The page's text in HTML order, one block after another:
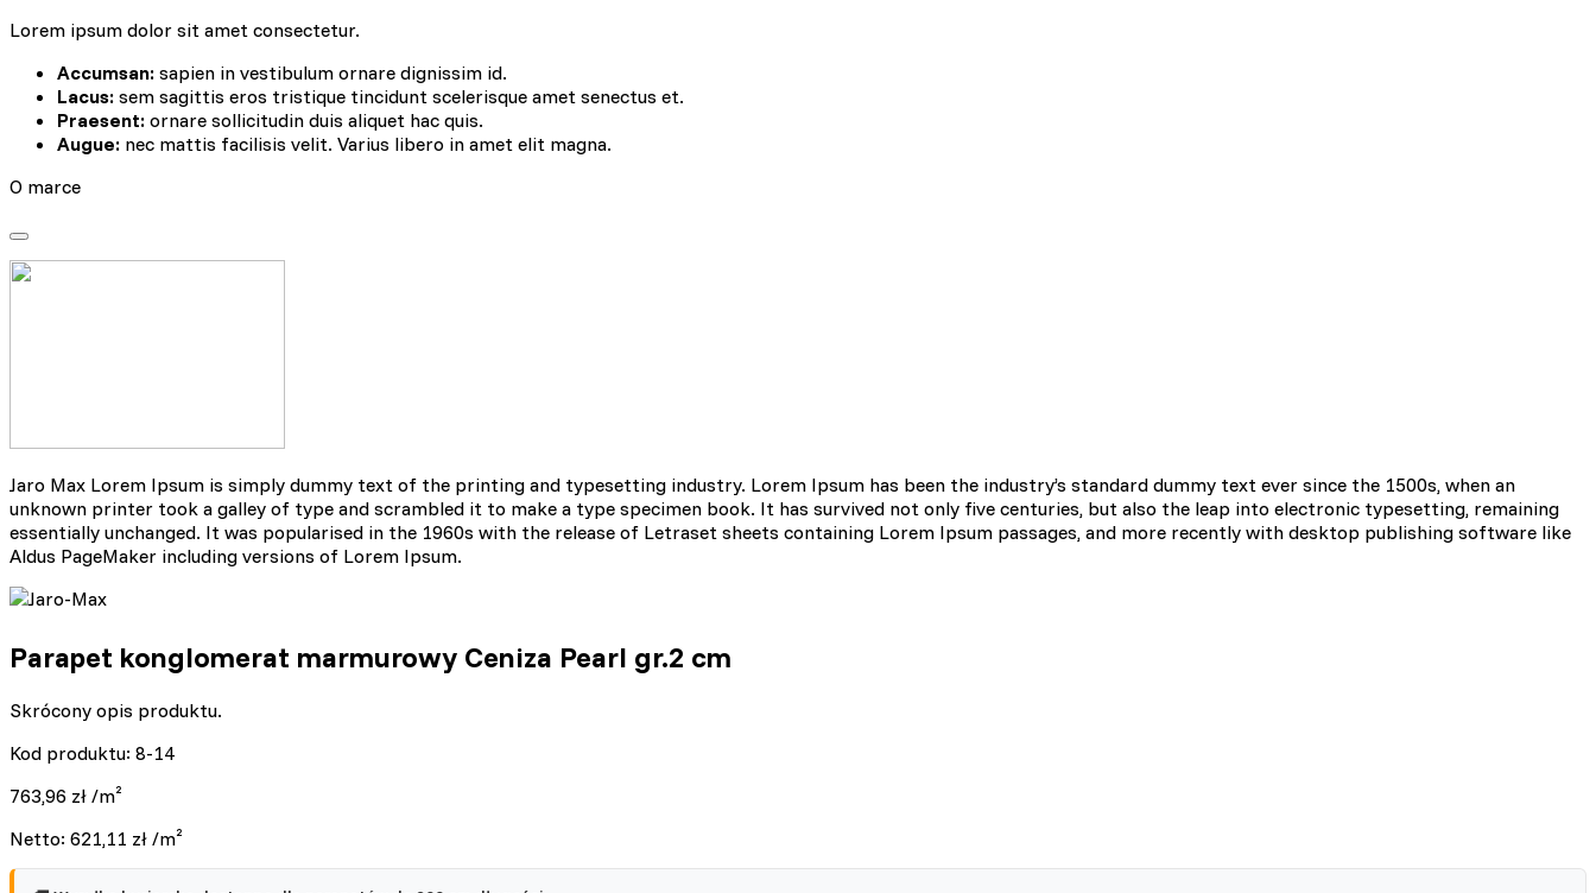
Lorem ipsum dolor sit amet consectetur.
Accumsan: sapien in vestibulum ornare dignissim id.
Lacus: sem sagittis eros tristique tincidunt scelerisque amet senectus et.
Praesent: ornare sollicitudin duis aliquet hac quis.
Augue: nec mattis facilisis velit. Varius libero in amet elit magna.
O marce
Jaro Max Lorem Ipsum is simply dummy text of the printing and typesetting industry. Lorem Ipsum has been the industry’s standard dummy text ever since the 1500s, when an
unknown printer took a galley of type and scrambled it to make a type specimen book. It has survived not only five centuries, but also the leap into electronic typesetting, remaining
essentially unchanged. It was popularised in the 1960s with the release of Letraset sheets containing Lorem Ipsum passages, and more recently with desktop publishing software like
Aldus PageMaker including versions of Lorem Ipsum.
Parapet konglomerat marmurowy Ceniza Pearl gr.2 cm
Skrócony opis produktu.
Kod produktu: 8-14
763,96 zł /m²
Netto: 621,11 zł /m²
Preferencje
Pliki cookie dotyczące preferencji umożliwiają stronie zapamiętanie informacji, które zmieniają wygląd lub funkcjonowanie strony,
Statystyka